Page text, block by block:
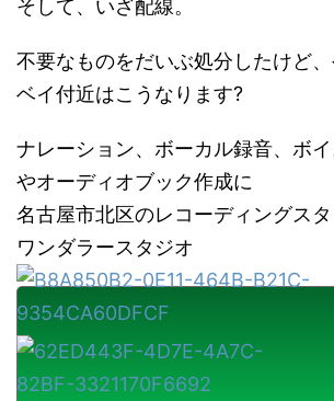
そして、いざ配線。
不要なものをだいぶ処分したけど
ベイ付近はこうなります?
ナレーション、ボーカル録音、ボ
やオーディオブック作成に
名古屋市北区のレコーディングス
ワンダラースタジオ